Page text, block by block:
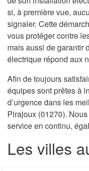
si, à première vue,
signaler. Cette
vous protéger contre
mais aussi de garantir
électrique répond aux
Afin de toujours
équipes sont prêtes à
d’urgence dans les
Pirajoux (01270).
service en continu,
Les villes